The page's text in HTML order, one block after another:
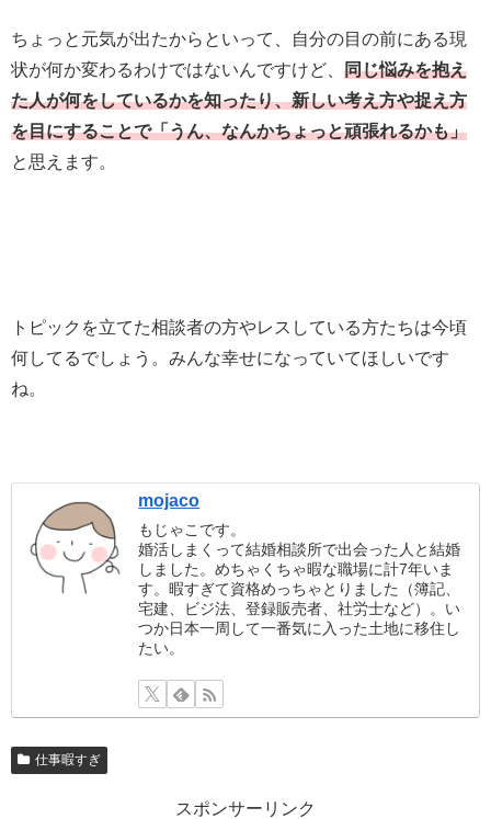
ちょっと元気が出たからといって、自分の目の前にある現
状が何か変わるわけではないんですけど、 同じ悩みを抱え
た人が何をしているかを知ったり、新しい考え方や捉え方
を目にすることで「うん、なんかちょっと頑張れるかも」
と思えます。
トピックを立てた相談者の方やレスしている方たちは今頃
何してるでしょう。みんな幸せになっていてほしいです
ね。
mojaco
もじゃこです。
婚活しまくって結婚相談所で出会った人と結婚
しました。めちゃくちゃ暇な職場に計7年いま
す。暇すぎて資格めっちゃとりました（簿記、
宅建、ビジ法、登録販売者、社労士など）。い
つか日本一周して一番気に入った土地に移住し
たい。
仕事暇すぎ
スポンサーリンク